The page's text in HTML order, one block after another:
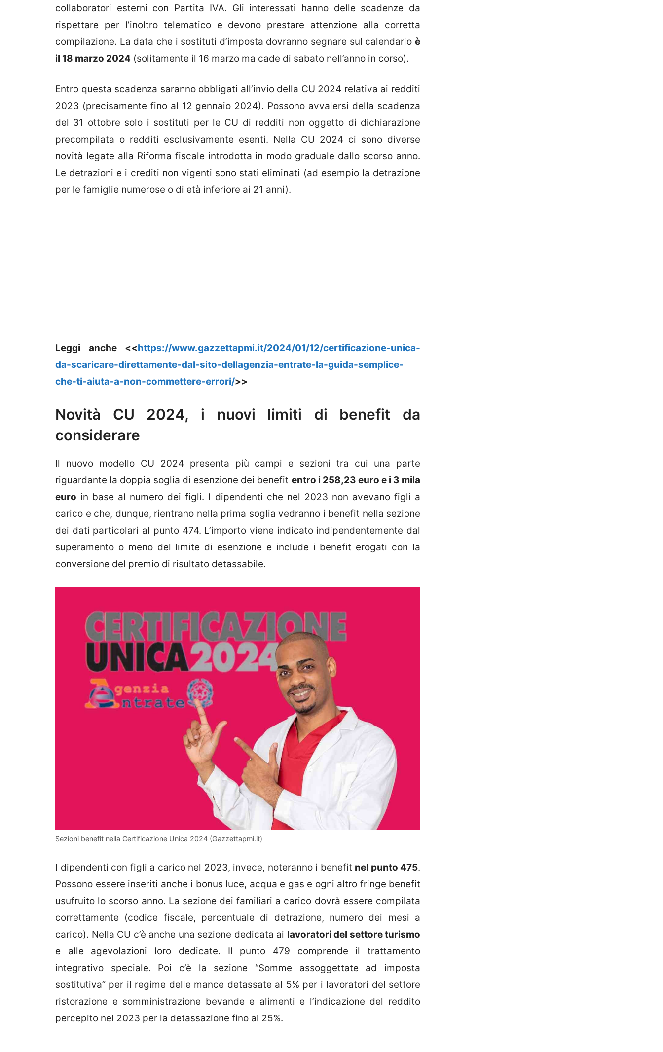
collaboratori esterni con Partita IVA. Gli interessati hanno delle scadenze da
rispettare per l’inoltro telematico e devono prestare attenzione alla corretta
compilazione. La data che i sostituti d’imposta dovranno segnare sul calendario è
il 18 marzo 2024 (solitamente il 16 marzo ma cade di sabato nell’anno in corso).
Entro questa scadenza saranno obbligati all’invio della CU 2024 relativa ai redditi
2023 (precisamente fino al 12 gennaio 2024). Possono avvalersi della scadenza
del 31 ottobre solo i sostituti per le CU di redditi non oggetto di dichiarazione
precompilata o redditi esclusivamente esenti. Nella CU 2024 ci sono diverse
novità legate alla Riforma fiscale introdotta in modo graduale dallo scorso anno.
Le detrazioni e i crediti non vigenti sono stati eliminati (ad esempio la detrazione
per le famiglie numerose o di età inferiore ai 21 anni).
Leggi anche <<https://www.gazzettapmi.it/2024/01/12/certificazione-unica-
da-scaricare-direttamente-dal-sito-dellagenzia-entrate-la-guida-semplice-
che-ti-aiuta-a-non-commettere-errori/>>
Novità CU 2024, i nuovi limiti di benefit da
considerare
Il nuovo modello CU 2024 presenta più campi e sezioni tra cui una parte
riguardante la doppia soglia di esenzione dei benefit entro i 258,23 euro e i 3 mila
euro in base al numero dei figli. I dipendenti che nel 2023 non avevano figli a
carico e che, dunque, rientrano nella prima soglia vedranno i benefit nella sezione
dei dati particolari al punto 474. L’importo viene indicato indipendentemente dal
superamento o meno del limite di esenzione e include i benefit erogati con la
conversione del premio di risultato detassabile.
Sezioni benefit nella Certificazione Unica 2024 (Gazzettapmi.it)
I dipendenti con figli a carico nel 2023, invece, noteranno i benefit nel punto 475.
Possono essere inseriti anche i bonus luce, acqua e gas e ogni altro fringe benefit
usufruito lo scorso anno. La sezione dei familiari a carico dovrà essere compilata
correttamente (codice fiscale, percentuale di detrazione, numero dei mesi a
carico). Nella CU c’è anche una sezione dedicata ai lavoratori del settore turismo
e alle agevolazioni loro dedicate. Il punto 479 comprende il trattamento
integrativo speciale. Poi c’è la sezione “Somme assoggettate ad imposta
sostitutiva” per il regime delle mance detassate al 5% per i lavoratori del settore
ristorazione e somministrazione bevande e alimenti e l’indicazione del reddito
percepito nel 2023 per la detassazione fino al 25%.